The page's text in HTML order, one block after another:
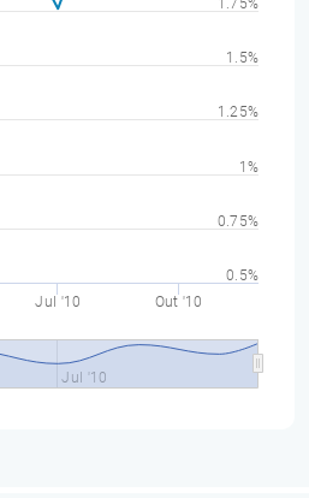
Jul '10 Out '10
Jul '10
0.5%
0.75%
1%
1.25%
1.5%
1.75%